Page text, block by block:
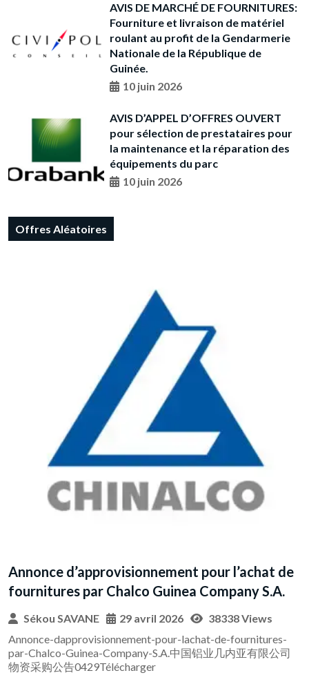
AVIS DE MARCHÉ DE FOURNITURES:
Fourniture et livraison de matériel
roulant au profit de la Gendarmerie
Nationale de la République de
Guinée.
10 juin 2026
AVIS D’APPEL D’OFFRES OUVERT
pour sélection de prestataires pour
la maintenance et la réparation des
équipements du parc
10 juin 2026
Offres Aléatoires
de
司
MARCHE DE TRAVAUX SANS
Sékou SAVANE 4 mai 2026
21977 Views